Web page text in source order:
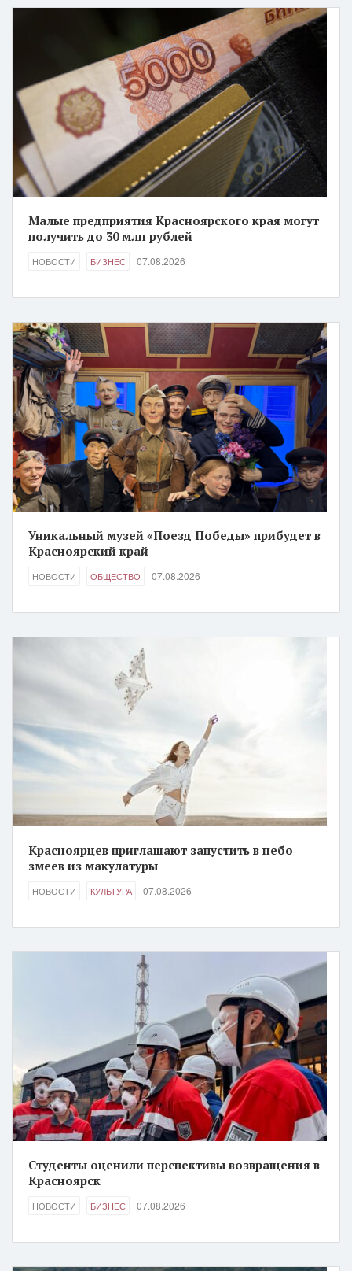
Малые предприятия Красноярского края могут
получить до 30 млн рублей
НОВОСТИ БИЗНЕС 07.08.2026
Уникальный музей «Поезд Победы» прибудет в
Красноярский край
НОВОСТИ ОБЩЕСТВО 07.08.2026
Красноярцев приглашают запустить в небо
змеев из макулатуры
НОВОСТИ КУЛЬТУРА 07.08.2026
Студенты оценили перспективы возвращения в
Красноярск
НОВОСТИ БИЗНЕС 07.08.2026